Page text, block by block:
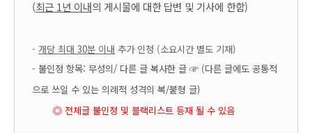
(최근 1년 이내의 게시물에 대한 답변 및 기사에 한함)
- 개당 최대 30분 이내 추가 인정 (소요시간 별도 기재)
- 불인정 항목: 무성의/ 다른 글 복사한 글 ☞ (다른 글에도 공통적
으로 쓰일 수 있는 의례적 성격의 복/붙형 글)
◎ 전체글 불인정 및 블랙리스트 등재 될 수 있음